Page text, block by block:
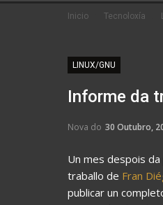
Inicio Tecnoloxía
LINUX/GNU
Informe da
Nova do 30 Outubro,
Un mes despois da
traballo de Fran
publicar un